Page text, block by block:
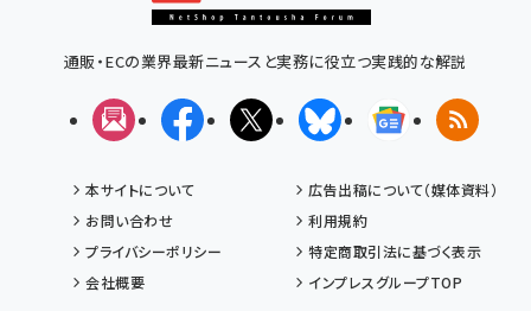
通販・ECの業界最新ニュースと実務に役立つ実践的な解説
メルマガFacebookX(エックス)BlueskyGoogleニュ
RSS
本サイトについて
広告出稿について（媒体資料）
お問い合わせ
利用規約
プライバシーポリシー
特定商取引法に基づく表示
会社概要
インプレスグループTOP